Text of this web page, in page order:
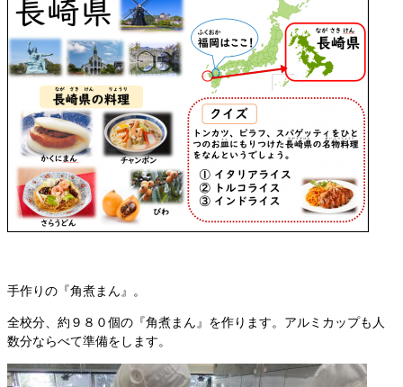
手作りの『角煮まん』。
全校分、約９８０個の『角煮まん』を作ります。アルミカップも人
数分ならべて準備をします。